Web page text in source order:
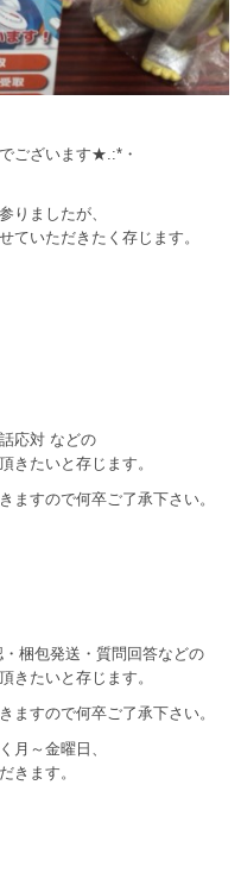
ございます★.:*・
りましたが、
ていただきたく存じます。
応対 などの
きたいと存じます。
ますので何卒ご了承下さい。
梱包発送・質問回答などの
きたいと存じます。
ますので何卒ご了承下さい。
月～金曜日、
きます。